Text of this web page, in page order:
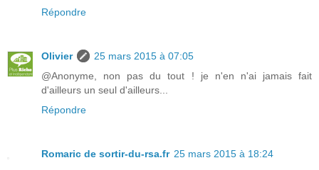
Répondre
Olivier
25 mars 2015 à 07:05
@Anonyme, non pas du tout ! je n'en n'ai jamais fait
d'ailleurs un seul d'ailleurs...
Répondre
Romaric de sortir-du-rsa.fr 25 mars 2015 à 18:24